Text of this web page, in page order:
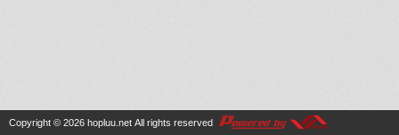
Copyright © 2026 hopluu.net All rights reserved